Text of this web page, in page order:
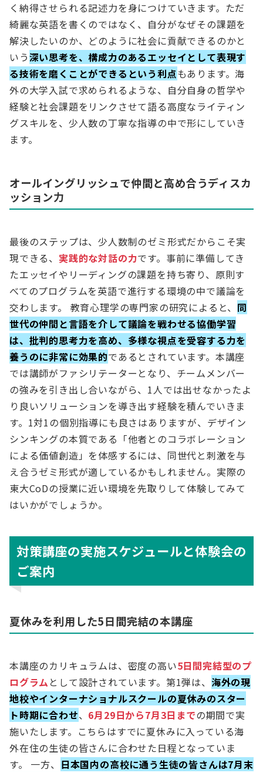
く納得させられる記述力を身につけていきます。ただ
綺麗な英語を書くのではなく、自分がなぜその課題を
解決したいのか、どのように社会に貢献できるのかと
いう深い思考を、構成力のあるエッセイとして表現す
る技術を磨くことができるという利点もあります。海
外の大学入試で求められるような、自分自身の哲学や
経験と社会課題をリンクさせて語る高度なライティン
グスキルを、少人数の丁寧な指導の中で形にしていき
ます。
オールイングリッシュで仲間と高め合うディスカ
ッション力
最後のステップは、少人数制のゼミ形式だからこそ実
現できる、 実践的な対話の力です。事前に準備してき
たエッセイやリーディングの課題を持ち寄り、原則す
べてのプログラムを英語で進行する環境の中で議論を
交わします。 教育心理学の専門家の研究によると、 同
世代の仲間と言語を介して議論を戦わせる協働学習
は、批判的思考力を高め、多様な視点を受容する力を
養うのに非常に効果的であるとされています。本講座
では講師がファシリテーターとなり、チームメンバー
の強みを引き出し合いながら、1人では出せなかったよ
り良いソリューションを導き出す経験を積んでいきま
す。1対1の個別指導にも良さはありますが、デザイン
シンキングの本質である「他者とのコラボレーション
による価値創造」を体感するには、同世代と刺激を与
え合うゼミ形式が適しているかもしれません。実際の
東大CoDの授業に近い環境を先取りして体験してみて
はいかがでしょうか。
対策講座の実施スケジュールと体験会の
ご案内
夏休みを利用した5日間完結の本講座
本講座のカリキュラムは、密度の高い5日間完結型のプ
ログラム として設計されています。第1弾は、 海外の現
地校やインターナショナルスクールの夏休みのスター
ト時期に合わせ、 6月29日から7月3日までの期間で実
施いたします。こちらはすでに夏休みに入っている海
外在住の生徒の皆さんに合わせた日程となっていま
す。 一方、 日本国内の高校に通う生徒の皆さんは7月末